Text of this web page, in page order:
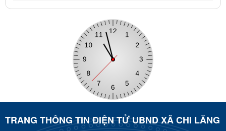
TRANG THÔNG TIN ĐIỆN TỬ UBND XÃ CHI LĂNG